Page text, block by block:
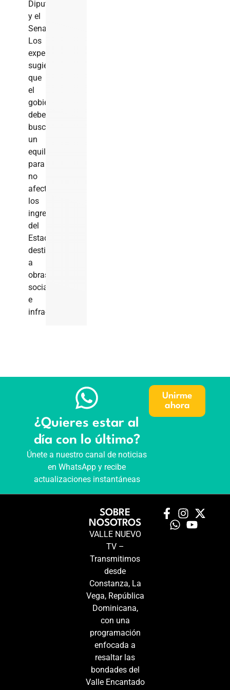
Diputados
y el
Senado.
Los
expertos
sugieren
que
el
gobierno
deberá
buscar
un
equilibrio
para
no
afectar
los
ingresos
del
Estado
destinados
a
obras
sociales
e
infraestructura.
¿Quieres estar al
día con lo último?
Únete a nuestro canal de noticias
en WhatsApp y recibe
actualizaciones instantáneas
Unirme
ahora
SOBRE
NOSOTROS
VALLE NUEVO
TV –
Transmitimos
desde
Constanza, La
Vega, República
Dominicana,
con una
programación
enfocada a
resaltar las
bondades del
Valle Encantado